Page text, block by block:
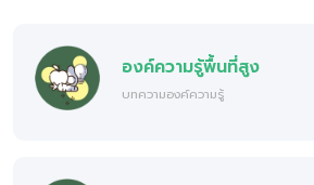
องค์ความรู้พื้นที่สูง
บทความองค์ความรู้